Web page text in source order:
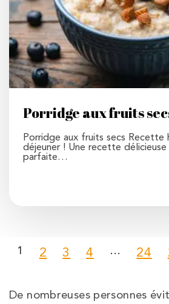
Porridge aux fruits
Porridge aux fruits secs
déjeuner ! Une recette
parfaite…
1 2 3 4 … 24
De nombreuses personnes